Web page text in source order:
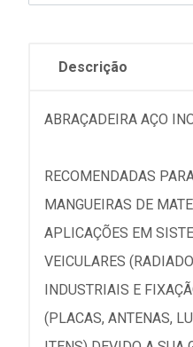
Descrição
ABRAÇADEIRA AÇO
RECOMENDADAS
MANGUEIRAS DE
APLICAÇÕES EM
VEICULARES
INDUSTRIAIS E
(PLACAS, ANTENAS,